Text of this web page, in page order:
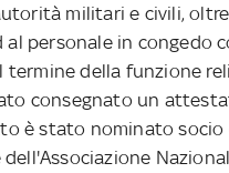
militari e civili,
al personale in congedo
termine della funzione
consegnato un
è stato nominato socio